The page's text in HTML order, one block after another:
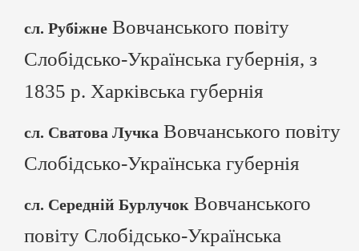
сл. Рубіжне Вовчанського повіту
Слобідсько-Українська губернія, з
1835 р. Харківська губернія
сл. Сватова Лучка Вовчанського повіту
Слобідсько-Українська губернія
сл. Середній Бурлучок Вовчанського
повіту Слобідсько-Українська